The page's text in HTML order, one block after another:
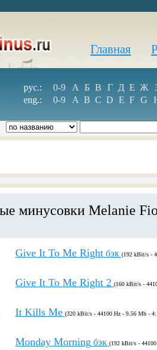
Главная
рус.: 0-9 А Б В Г Д Е Ж
eng.:
0-9 A B C D E F G
минусовки Melanie
Give It To Me Rightбэк (192 kBit/s -
Give It To Me Right 2 (160 kBit/s -
It Kills Me (320 kBit/s - 44100 Hz - 9.56 Mb -
Monday Morning бэк (192 kBit/s -